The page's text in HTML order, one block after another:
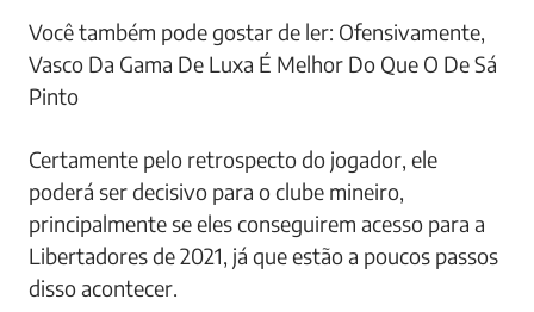
Você também pode gostar de ler: Ofensivamente,
Vasco Da Gama De Luxa É Melhor Do Que O De Sá
Pinto
Certamente pelo retrospecto do jogador, ele
poderá ser decisivo para o clube mineiro,
principalmente se eles conseguirem acesso para a
Libertadores de 2021, já que estão a poucos passos
disso acontecer.